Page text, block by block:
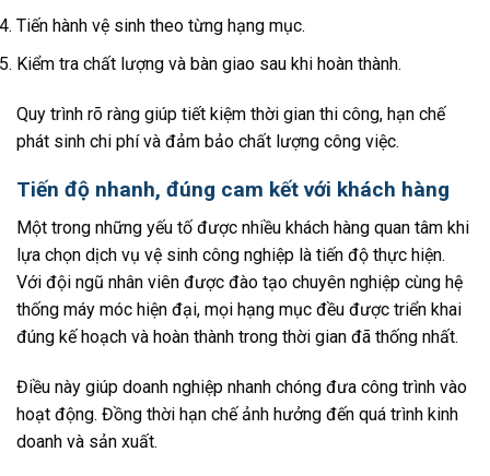
Tiến hành vệ sinh theo từng hạng mục.
Kiểm tra chất lượng và bàn giao sau khi hoàn thành.
Quy trình rõ ràng giúp tiết kiệm thời gian thi công, hạn chế
phát sinh chi phí và đảm bảo chất lượng công việc.
Tiến độ nhanh, đúng cam kết với khách hàng
Một trong những yếu tố được nhiều khách hàng quan tâm khi
lựa chọn dịch vụ vệ sinh công nghiệp là tiến độ thực hiện.
Với đội ngũ nhân viên được đào tạo chuyên nghiệp cùng hệ
thống máy móc hiện đại, mọi hạng mục đều được triển khai
đúng kế hoạch và hoàn thành trong thời gian đã thống nhất.
Điều này giúp doanh nghiệp nhanh chóng đưa công trình vào
hoạt động. Đồng thời hạn chế ảnh hưởng đến quá trình kinh
doanh và sản xuất.